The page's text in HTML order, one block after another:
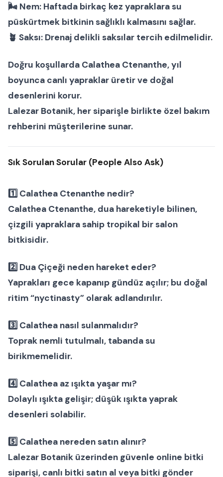
🌬 Nem: Haftada birkaç kez yapraklara su
püskürtmek bitkinin sağlıklı kalmasını sağlar.
🪴 Saksı: Drenaj delikli saksılar tercih edilmelidir.
Doğru koşullarda Calathea Ctenanthe, yıl
boyunca canlı yapraklar üretir ve doğal
desenlerini korur.
Lalezar Botanik, her siparişle birlikte özel bakım
rehberini müşterilerine sunar.
Sık Sorulan Sorular (People Also Ask)
1️⃣ Calathea Ctenanthe nedir?
Calathea Ctenanthe, dua hareketiyle bilinen,
çizgili yapraklara sahip tropikal birsalon
bitkisidir.
2️⃣ Dua Çiçeği neden hareket eder?
Yaprakları gece kapanıp gündüz açılır; bu doğal
ritim “nyctinasty” olarak adlandırılır.
3️⃣ Calathea nasıl sulanmalıdır?
Toprak nemli tutulmalı, tabanda su
birikmemelidir.
4️⃣ Calathea az ışıkta yaşar mı?
Dolaylı ışıkta gelişir; düşük ışıkta yaprak
desenleri solabilir.
5️⃣ Calathea nereden satın alınır?
Lalezar Botanik üzerinden güvenle online bitki
siparişi, canlı bitki satın al veya bitki gönder